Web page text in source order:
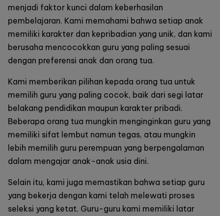
menjadi faktor kunci dalam keberhasilan
pembelajaran. Kami memahami bahwa setiap anak
memiliki karakter dan kepribadian yang unik, dan kami
berusaha mencocokkan guru yang paling sesuai
dengan preferensi anak dan orang tua.
Kami memberikan pilihan kepada orang tua untuk
memilih guru yang paling cocok, baik dari segi latar
belakang pendidikan maupun karakter pribadi.
Beberapa orang tua mungkin menginginkan guru yang
memiliki sifat lembut namun tegas, atau mungkin
lebih memilih guru perempuan yang berpengalaman
dalam mengajar anak-anak usia dini.
Selain itu, kami juga memastikan bahwa setiap guru
yang bekerja dengan kami telah melewati proses
seleksi yang ketat. Guru-guru kami memiliki latar